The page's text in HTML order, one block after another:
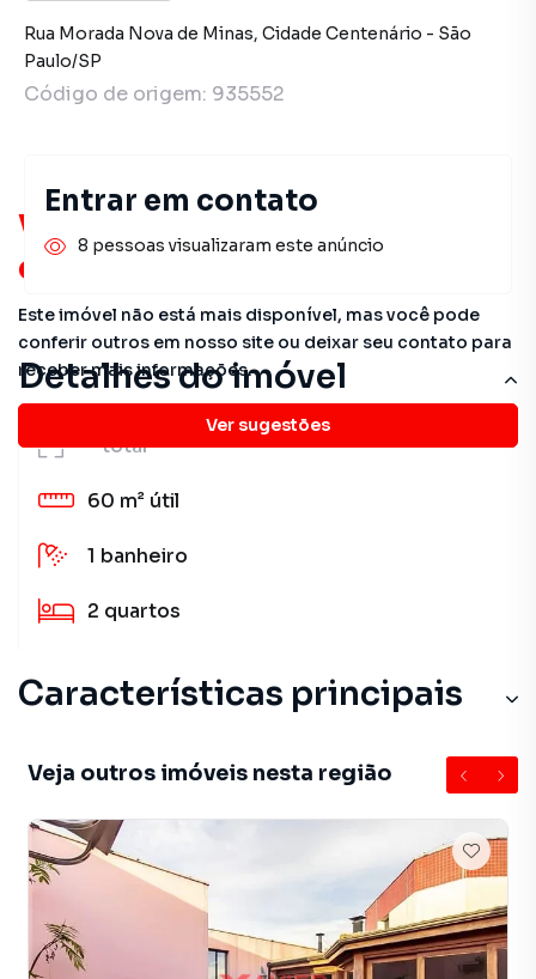
Você pode encontrar novas
oportunidades!
Este imóvel não está mais disponível, mas você pode
conferir outros em nosso site ou deixar seu contato para
receber mais informações.
Ver sugestões
Detalhes do imóvel
-total
60 m² útil
1 banheiro
2 quartos
Características principais
Veja outros imóveis nesta região
Rua Morada Nova de Minas, Cidade Centenário - São
Paulo/SP
Código de origem: 935552
Entrar em contato
8 pessoas visualizaram este anúncio